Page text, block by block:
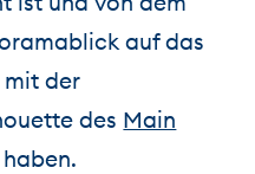
auf das
mit der
des Main